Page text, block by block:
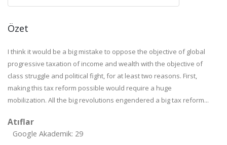
Özet
I think it would be a big mistake to oppose the objective of global
progressive taxation of income and wealth with the objective of
class struggle and political fight, for at least two reasons. First,
making this tax reform possible would require a huge
mobilization. All the big revolutions engendered a big tax reform...
Atıflar
Google Akademik: 29